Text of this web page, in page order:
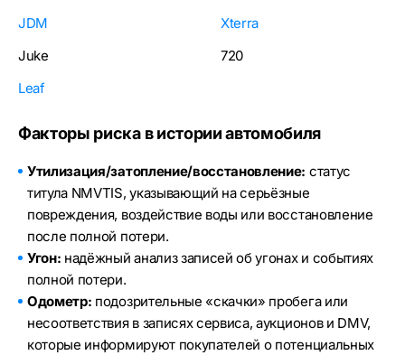
JDM
Juke
Leaf
Xterra
720
Факторы риска в истории автомобиля
Утилизация/затопление/восстановление: статус
титула NMVTIS, указывающий на серьёзные
повреждения, воздействие воды или восстановление
после полной потери.
Угон: надёжный анализ записей об угонах и событиях
полной потери.
Одометр: подозрительные «скачки» пробега или
несоответствия в записях сервиса, аукционов и DMV,
которые информируют покупателей о потенциальных